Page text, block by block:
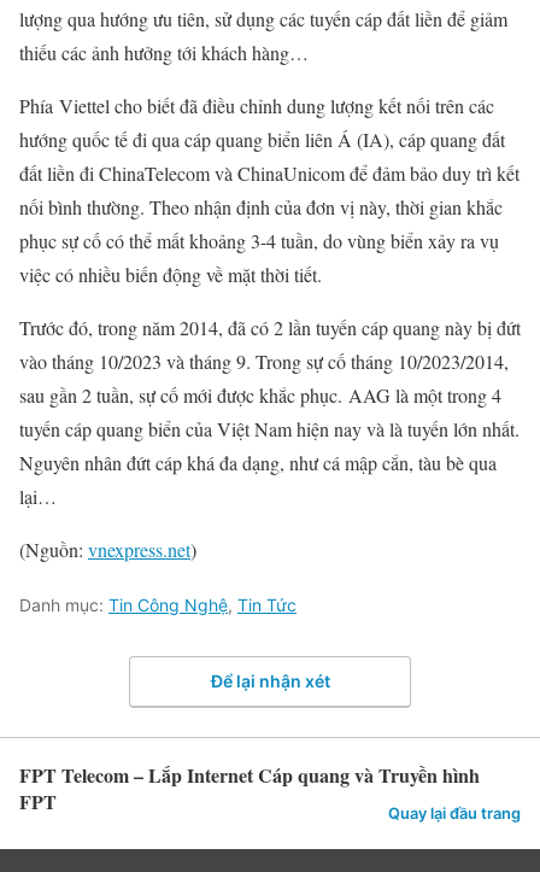
lượng qua hướng ưu tiên, sử dụng các tuyến cáp đất liền để giảm
thiếu các ảnh hưởng tới khách hàng…
Phía Viettel cho biết đã điều chỉnh dung lượng kết nối trên các
hướng quốc tế đi qua cáp quang biển liên Á (IA), cáp quang đất
đất liền đi ChinaTelecom và ChinaUnicom để đảm bảo duy trì kết
nối bình thường. Theo nhận định của đơn vị này, thời gian khắc
phục sự cố có thể mất khoảng 3-4 tuần, do vùng biển xảy ra vụ
việc có nhiều biến động về mặt thời tiết.
Trước đó, trong năm 2014, đã có 2 lần tuyến cáp quang này bị đứt
vào tháng 10/2023 và tháng 9. Trong sự cố tháng 10/2023/2014,
sau gần 2 tuần, sự cố mới được khắc phục. AAG là một trong 4
tuyến cáp quang biển của Việt Nam hiện nay và là tuyến lớn nhất.
Nguyên nhân đứt cáp khá đa dạng, như cá mập cắn, tàu bè qua
lại…
(Nguồn: vnexpress.net)
Danh mục: Tin Công Nghệ, Tin Tức
Để lại nhận xét
FPT Telecom – Lắp Internet Cáp quang và Truyền hình
FPT
Quay lại đầu trang